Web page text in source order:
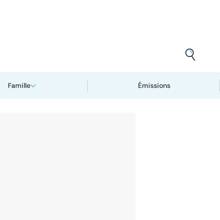
Famille Émissions